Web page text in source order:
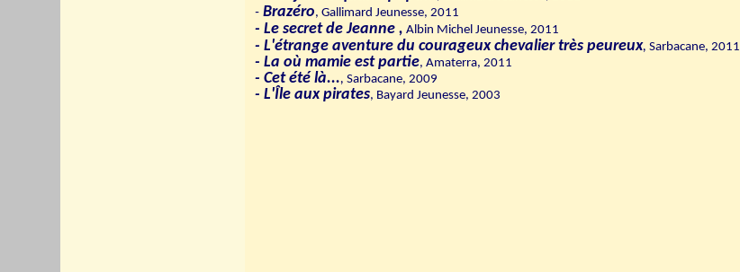
- Brazéro, Gallimard Jeunesse, 2011
- Le secretde Jeanne , Albin Michel Jeunesse, 2011
- L'étrange aventure du courageux chevalier très peureux, Sarbacane, 2011
- La où mamie est partie, Amaterra, 2011
- Cet été là..., Sarbacane, 2009
- L'Île aux pirates, Bayard Jeunesse, 2003